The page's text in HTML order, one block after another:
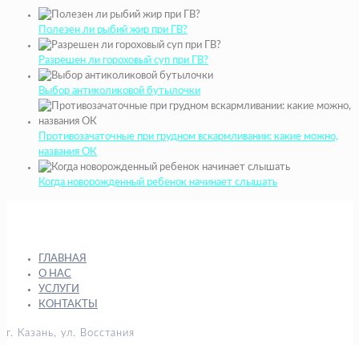
Полезен ли рыбий жир при ГВ?
Разрешен ли гороховый суп при ГВ?
Выбор антиколиковой бутылочки
Противозачаточные при грудном вскармливании: какие можно,
названия ОК
Когда новорожденный ребенок начинает слышать
ГЛАВНАЯ
О НАС
УСЛУГИ
КОНТАКТЫ
г. Казань, ул. Восстания